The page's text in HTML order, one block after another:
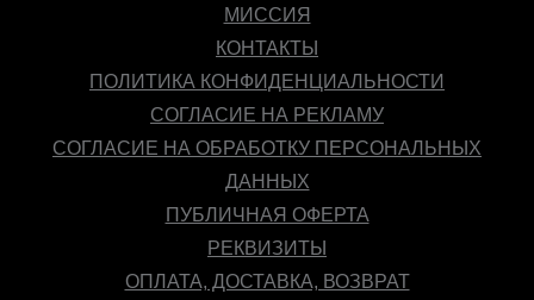
МИССИЯ
КОНТАКТЫ
ПОЛИТИКА КОНФИДЕНЦИАЛЬНОСТИ
СОГЛАСИЕ НА РЕКЛАМУ
СОГЛАСИЕ НА ОБРАБОТКУ ПЕРСОНАЛЬНЫХ
ДАННЫХ
ПУБЛИЧНАЯ ОФЕРТА
РЕКВИЗИТЫ
ОПЛАТА, ДОСТАВКА, ВОЗВРАТ